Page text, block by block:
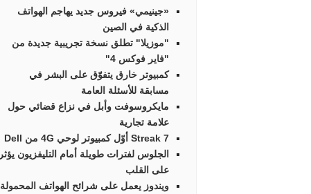
«جينيمي» فيروس جديد يهاجم الهواتف
الذكية في الصين
"موزيلا" تطلق نسخة تجريبية جديدة من
"فاير فوكس 4"
كمبيوتر خارق يتفوّق على البشر في
مسابقة للأسئلة العامة
مايكروسوفت وأبل في نزاع قضائي حول
علامة تجارية
Streak 7 أوّل كمبيوتر لوحي 4G من Dell
الجلوس لفترات طويلة أمام التليفزيون يؤثر
على القلب
ويندوز يعمل على شرائح الهواتف المحمولة